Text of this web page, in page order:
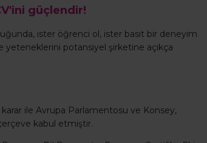
güçlendir!
ister öğrenci ol, ister basit bir deneyim
yeteneklerini potansiyel şirketine açıkça
karar ile Avrupa Parlamentosu ve Konsey,
kabul etmiştir.